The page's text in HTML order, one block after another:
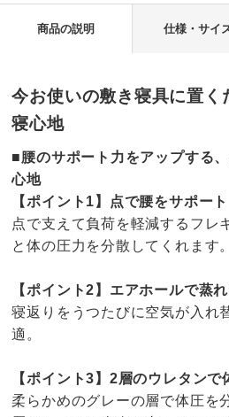
商品の説明 仕様・サイ
今お使いの敷き寝具に置く
寝心地
■腰のサポート力をアップする
心地
【ポイント1】点で腰をサポート
点で支えて負荷を軽減するフレ
と体の圧力を分散してくれます。
【ポイント2】エアホールで蒸
寝返りをうつたびに空気が入れ
適。
【ポイント3】2層のウレタンで
柔らかめのグレーの層で体圧を